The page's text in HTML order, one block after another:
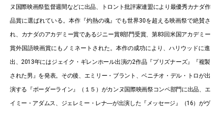
ヌ国際映画祭監督週間などに出品、トロント批評家連盟により最優秀カナダ作
品賞に選ばれている。本作『灼熱の魂』でも世界30を超える映画祭で絶賛さ
れ、カナダのアカデミー賞であるジニー賞8部門受賞、第83回米国アカデミー
賞外国語映画賞にもノミネートされた。本作の成功により、ハリウッドに進
出、2013年にはジェイク・ギレンホール出演の2作品『プリズナーズ』『複製
された男』を発表。その後、エミリー・ブラント、ベニチオ・デル・トロが出
演する『ボーダーライン』（１５）がカンヌ国際映画祭コンペ部門に出品、エ
イミー・アダムス、ジェレミー・レナ―が出演した『メッセージ』（16）がヴ